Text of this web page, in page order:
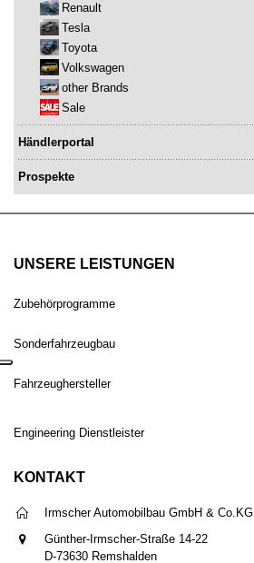
Renault
Tesla
Toyota
Volkswagen
other Brands
Sale
Händlerportal
Prospekte
UNSERE LEISTUNGEN
Zubehörprogramme
Sonderfahrzeugbau
Fahrzeughersteller
Engineering Dienstleister
KONTAKT
Irmscher Automobilbau GmbH & Co.KG
Günther-Irmscher-Straße 14-22
D-73630 Remshalden